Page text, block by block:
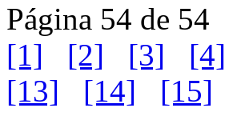
Página 54 de 54
[1]
[2] [3] [4]
[13]
[14] [15]